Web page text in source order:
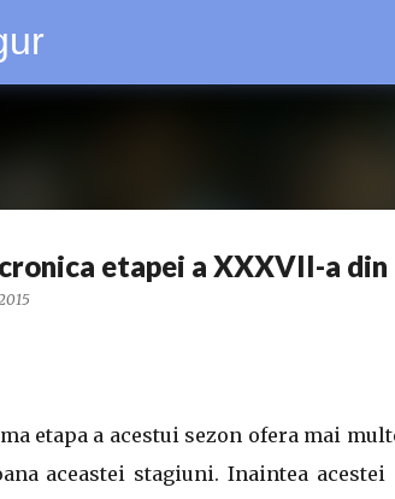
etapei a XXXVII-a
etapa a acestui sezon ofera mai
aceastei stagiuni. Inaintea